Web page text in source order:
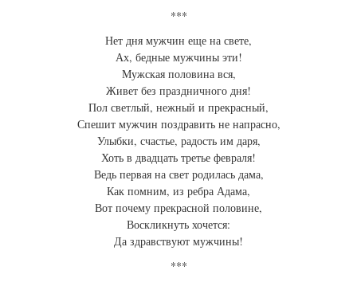
***
Нет дня мужчин еще на свете,
Ах, бедные мужчины эти!
Мужская половина вся,
Живет без праздничного дня!
Пол светлый, нежный и прекрасный,
Спешит мужчин поздравить не напрасно,
Улыбки, счастье, радость им даря,
Хоть в двадцать третье февраля!
Ведь первая на свет родилась дама,
Как помним, из ребра Адама,
Вот почему прекрасной половине,
Воскликнуть хочется:
Да здравствуют мужчины!
***